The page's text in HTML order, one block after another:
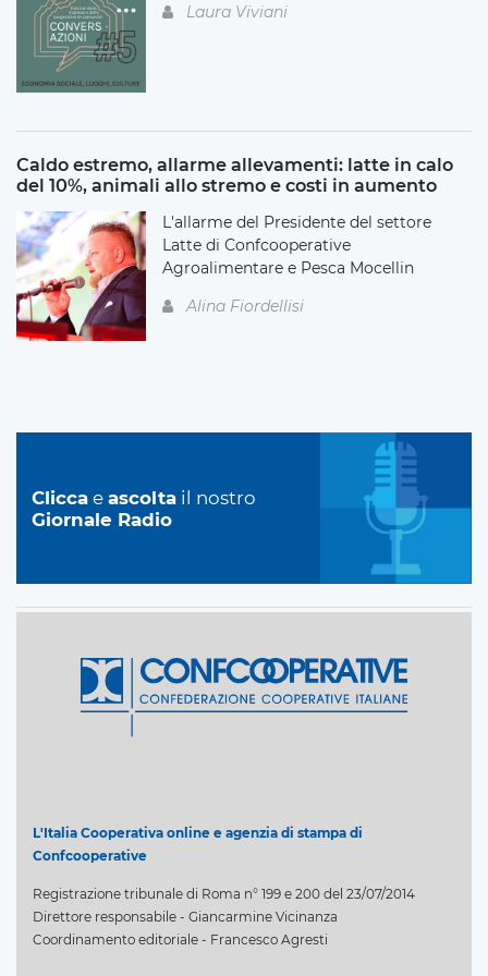
Laura Viviani
Caldo estremo, allarme allevamenti: latte in calo
del 10%, animali allo stremo e costi in aumento
L'allarme del Presidente del settore
Latte di Confcooperative
Agroalimentare e Pesca Mocellin
Alina Fiordellisi
Clicca e ascolta il nostro
Giornale Radio
L'Italia Cooperativa online e agenzia di stampa di
Confcooperative
Registrazione tribunale di Roma n° 199 e 200 del 23/07/2014
Direttore responsabile - Giancarmine Vicinanza
Coordinamento editoriale - Francesco Agresti